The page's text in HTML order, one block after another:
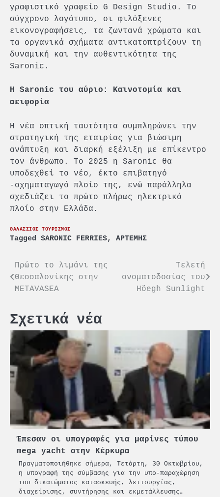
γραφιστικό γραφείο G Design Studio. Το
σύγχρονο λογότυπο, οι φιλόξενες
εικονογραφήσεις, τα ζωντανά χρώματα και
τα οργανικά σχήματα αντικατοπτρίζουν τη
δυναμική και την αυθεντικότητα της
Saronic.
Η Saronic του αύριο: Καινοτομία και
αειφορία
Η νέα οπτική ταυτότητα συμπληρώνει την
στρατηγική της εταιρίας για βιώσιμη
ανάπτυξη και διαρκή εξέλιξη με επίκεντρο
τον άνθρωπο. Το 2025 η Saronic θα
υποδεχθεί το νέο, έκτο επιβατηγό
-οχηματαγωγό πλοίο της, ενώ παράλληλα
σχεδιάζει το πρώτο πλήρως ηλεκτρικό
πλοίο στην Ελλάδα.
ΘΑΛΑΣΣΙΟΣ ΤΟΥΡΙΣΜΟΣ
Tagged SARONIC FERRIES, ΑΡΤΕΜΗΣ
Πλοήγηση
άρθρων
Πρώτο το λιμάνι της
Θεσσαλονίκης στην
METAVASEA
Τελετή
ονοματοδοσίας του
Höegh Sunlight
Σχετικά νέα
Έπεσαν οι υπογραφές για μαρίνες τύπου
mega yacht στην Κέρκυρα
Πραγματοποιήθηκε σήμερα, Τετάρτη, 30 Οκτωβρίου,
η υπογραφή της σύμβασης για την υπο-παραχώρηση
του δικαιώματος κατασκευής, λειτουργίας,
διαχείρισης, συντήρησης και εκμετάλλευσης…